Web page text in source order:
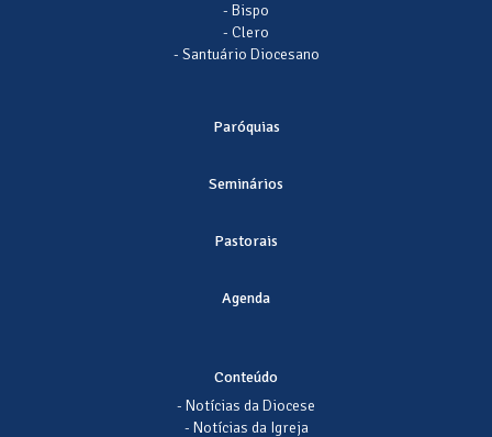
- Bispo
- Clero
- Santuário Diocesano
Paróquias
Seminários
Pastorais
Agenda
Conteúdo
- Notícias da Diocese
- Notícias da Igreja